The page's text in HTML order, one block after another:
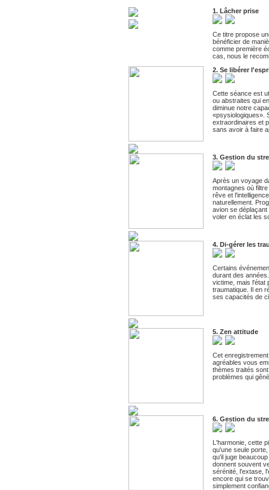
1. Lâcher prise
Ce titre propose
bénéficier de
comme première
cas, nous le
2. Se libérer
Cette séance est
ou abstraites qui
diminue notre
«psysiologiques».
extraordinaires et
sans avoir à faire
3. Gestion du
Après un voyage
montagnes où
rêve et
naturellement.
avion se
voler en éclat les
4. Di-gérer les
Certains
durant des
victime, mais l'état
traumatique. Il en
ses capacités de
5. Zen attitude
Cet
agréables vous
thèmes traités
problèmes qui
6. Gestion du
L'harmonie, cette
qu'une seule
qu'il juge
donnent souvent
sérénité, l'extase,
encore qui se
simplement